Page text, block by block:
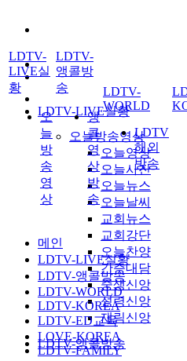
LDTV-LIVE실황
오늘방송영상
오늘영상
오늘사진
오늘뉴스
오늘날씨
교회뉴스
교회강단
오늘찬양
간증대담
중생신앙
성령신앙
재림신앙
LDTV-앵콜방송
LDTV-
LIVE실
황
오
늘
방
송
영
상
LDTV-
앵콜방
송
앵
콜
영
상
방
송
LDTV-
WORLD
LDTV
해외
방송
메인
LDTV-LIVE실황
LDTV-앵콜방송
LDTV-WORLD
LDTV-KOREA
LDTV-ED교육
LOVE-KOREA
LDTV-FAMILY